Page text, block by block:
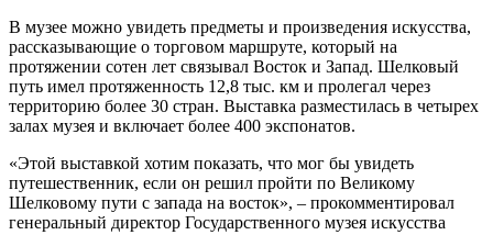
В музее можно увидеть предметы и произведения искусства,
рассказывающие о торговом маршруте, который на
протяжении сотен лет связывал Восток и Запад. Шелковый
путь имел протяженность 12,8 тыс. км и пролегал через
территорию более 30 стран. Выставка разместилась в четырех
залах музея и включает более 400 экспонатов.
«Этой выставкой хотим показать, что мог бы увидеть
путешественник, если он решил пройти по Великому
Шелковому пути с запада на восток», – прокомментировал
генеральный директор Государственного музея искусства